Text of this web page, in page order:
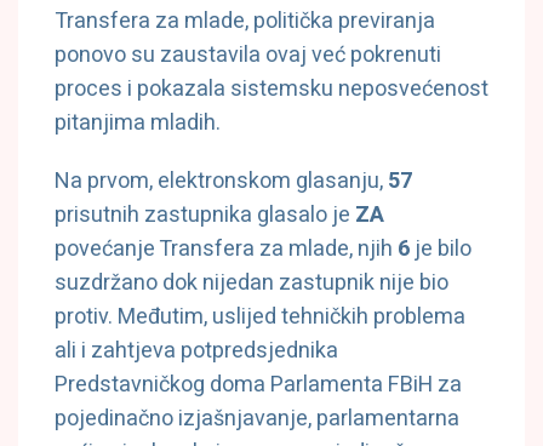
Transfera za mlade, politička previranja
ponovo su zaustavila ovaj već pokrenuti
proces i pokazala sistemsku neposvećenost
pitanjima mladih.
Na prvom, elektronskom glasanju,57
prisutnih zastupnika glasalo je ZA
povećanje Transfera za mlade, njih 6 je bilo
suzdržanodok nijedan zastupnik nije bio
protiv. Međutim, uslijed tehničkih problema
ali i zahtjeva potpredsjednika
Predstavničkog doma Parlamenta FBiH za
pojedinačno izjašnjavanje, parlamentarna